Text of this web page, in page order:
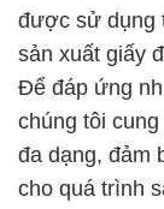
được sử dụng
sản xuất giấy
Để đáp ứng
chúng tôi
đa dạng, đảm
cho quá trình